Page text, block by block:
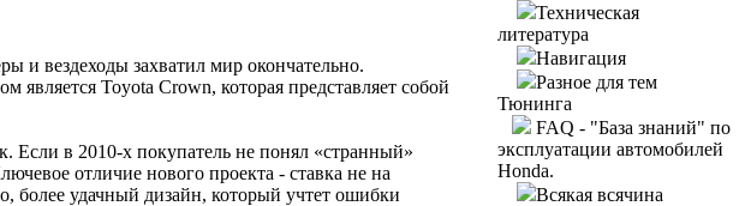
и вездеходы захватил мир окончательно.
Toyota Crown, которая представляет собой
Если в 2010-х покупатель не понял «странный»
отличие нового проекта - ставка не на
удачный дизайн, который учтет ошибки
Техническая
литература
Навигация
Разное для тем
Тюнинга
FAQ - "База знаний" по
эксплуатации автомобилей
Honda.
Всякая всячина